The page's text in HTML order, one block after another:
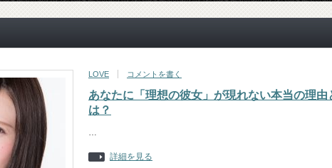
LOVE コメントを書く
あなたに「理想の彼女」が現れない本当の理由
は？
…
詳細を見る